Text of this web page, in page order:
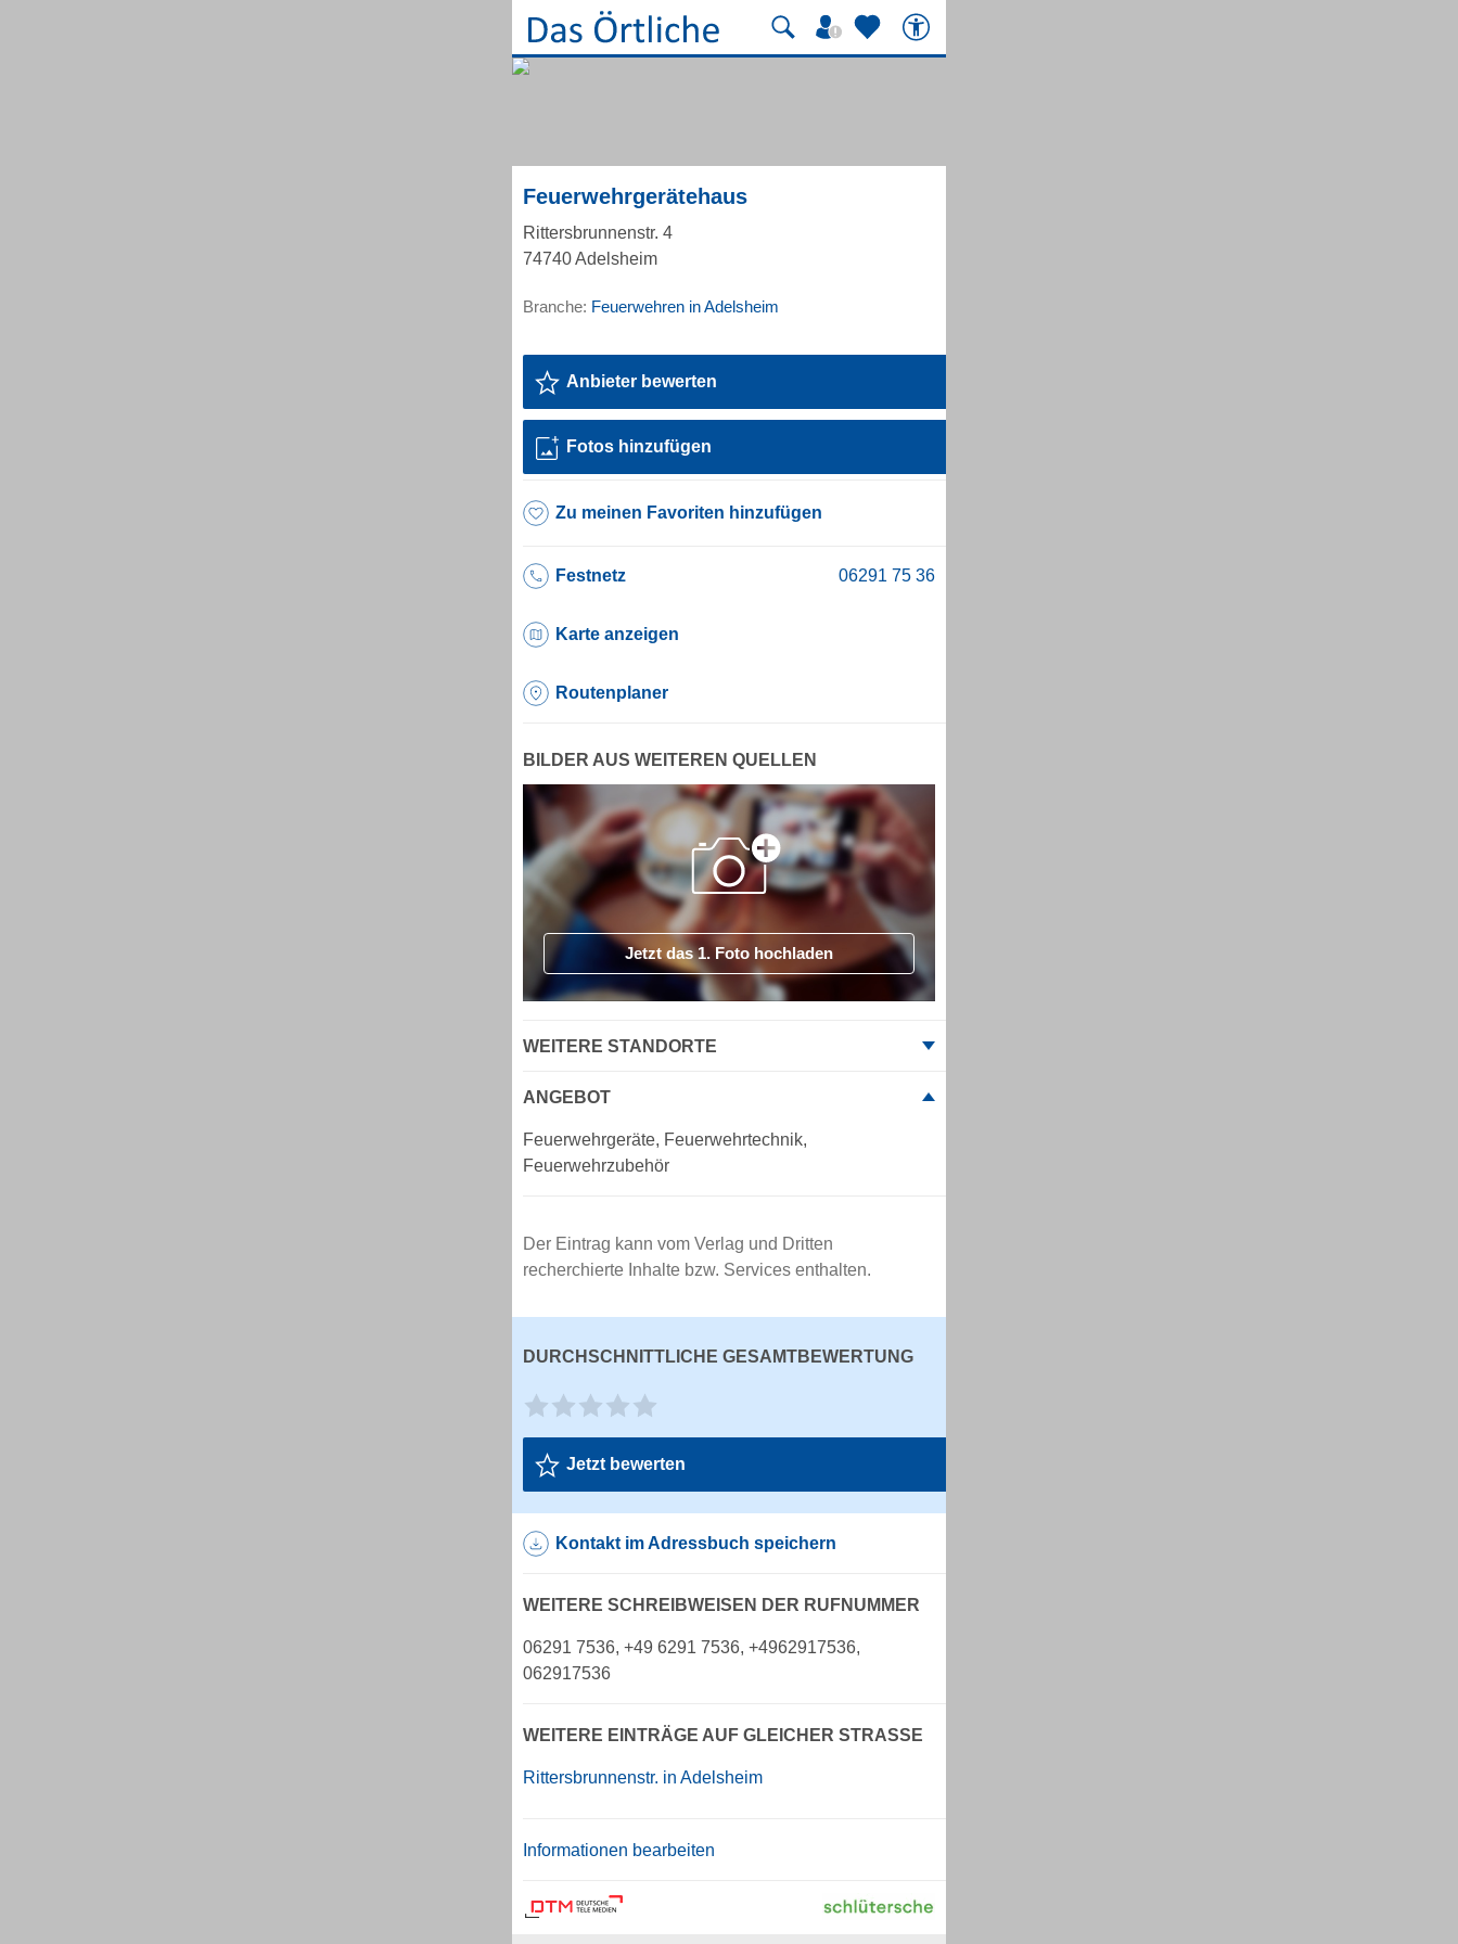
Feuerwehrgerätehaus
Rittersbrunnenstr. 4
74740 Adelsheim
Branche: Feuerwehren in Adelsheim
Anbieter bewerten
Fotos hinzufügen
Zu meinen Favoriten hinzufügen
Festnetz
Karte anzeigen
Routenplaner
BILDER AUS WEITEREN QUELLEN
Jetzt das 1. Foto hochladen
WEITERE STANDORTE
ANGEBOT
Feuerwehrgeräte, Feuerwehrtechnik,
Feuerwehrzubehör
Der Eintrag kann vom Verlag und Dritten
recherchierte Inhalte bzw. Services enthalten.
DURCHSCHNITTLICHE GESAMTBEWERTUNG
Jetzt bewerten
Kontakt im Adressbuch speichern
WEITERE SCHREIBWEISEN DER RUFNUMMER
06291 7536, +49 6291 7536, +4962917536,
062917536
WEITERE EINTRÄGE AUF GLEICHER STRASSE
Rittersbrunnenstr. in Adelsheim
Informationen bearbeiten